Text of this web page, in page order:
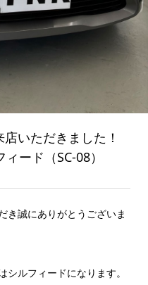
いただきました！
ード（SC-08）
き誠にありがとうございま
ルフィードになります。